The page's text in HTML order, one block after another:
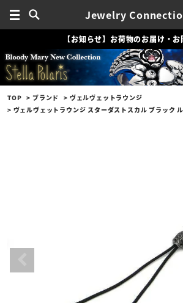
Jewelry
【お知らせ】お荷物のお届け・
TOP ブランド
ヴェルヴェットラウンジ
ヴェルヴェットラウンジ スターダストスカル ブラック ループ